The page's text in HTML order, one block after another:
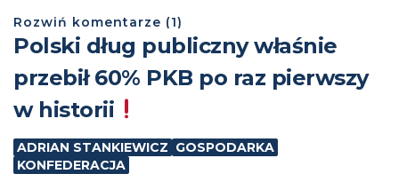
Rozwiń komentarze (1)
Polski dług publiczny właśnie
przebił 60% PKB po raz pierwszy
w historii
ADRIAN STANKIEWICZ GOSPODARKA
KONFEDERACJA